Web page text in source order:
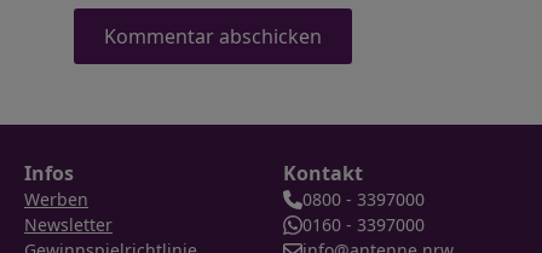
Infos
Werben
Newsletter
Kontakt
0800 - 3397000
0160 - 3397000